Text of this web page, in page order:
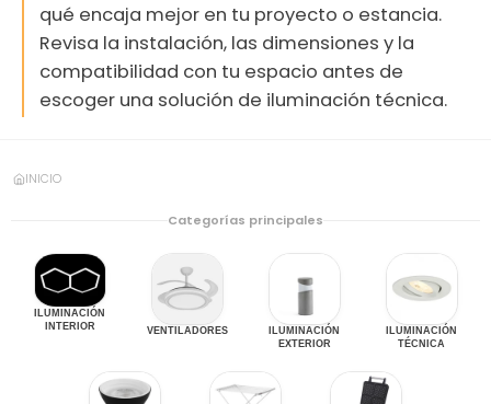
qué encaja mejor en tu proyecto o estancia.
Revisa la instalación, las dimensiones y la
compatibilidad con tu espacio antes de
escoger una solución de iluminación técnica.
INICIO
Categorías principales
ILUMINACIÓN
INTERIOR
VENTILADORES
ILUMINACIÓN
EXTERIOR
ILUMINACIÓN
TÉCNICA